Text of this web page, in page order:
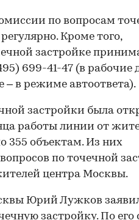
по вопросам
Кроме того,
застройке
699-41-47 (в рабочие
– в режиме автоответа).
застройки была
работы линии от
355 объектам. Из них
по точечной
центра Москвы.
Юрий Лужков
застройку. По его